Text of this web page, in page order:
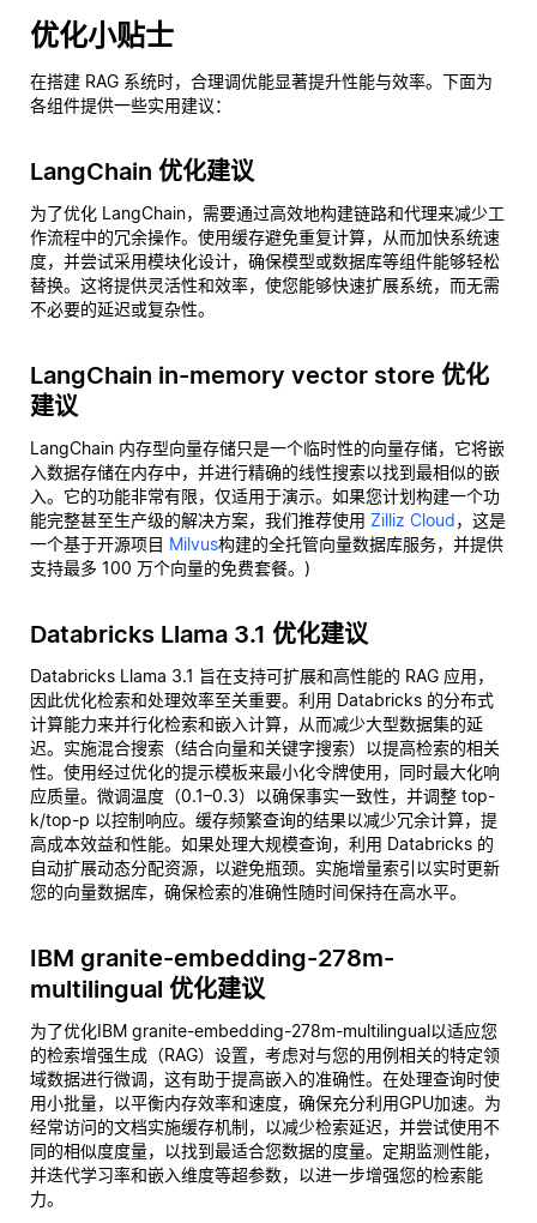
优化小贴士
在搭建 RAG 系统时，合理调优能显著提升性能与效率。下面为
各组件提供一些实用建议：
LangChain 优化建议
为了优化 LangChain，需要通过高效地构建链路和代理来减少工
作流程中的冗余操作。使用缓存避免重复计算，从而加快系统速
度，并尝试采用模块化设计，确保模型或数据库等组件能够轻松
替换。这将提供灵活性和效率，使您能够快速扩展系统，而无需
不必要的延迟或复杂性。
LangChain in-memory vector store 优化
建议
LangChain 内存型向量存储只是一个临时性的向量存储，它将嵌
入数据存储在内存中，并进行精确的线性搜索以找到最相似的嵌
入。它的功能非常有限，仅适用于演示。如果您计划构建一个功
能完整甚至生产级的解决方案，我们推荐使用 Zilliz Cloud，这是
一个基于开源项目 Milvus构建的全托管向量数据库服务，并提供
支持最多 100 万个向量的免费套餐。)
Databricks Llama 3.1 优化建议
Databricks Llama 3.1 旨在支持可扩展和高性能的 RAG 应用，
因此优化检索和处理效率至关重要。利用 Databricks 的分布式
计算能力来并行化检索和嵌入计算，从而减少大型数据集的延
迟。实施混合搜索（结合向量和关键字搜索）以提高检索的相关
性。使用经过优化的提示模板来最小化令牌使用，同时最大化响
应质量。微调温度（0.1–0.3）以确保事实一致性，并调整 top-
k/top-p 以控制响应。缓存频繁查询的结果以减少冗余计算，提
高成本效益和性能。如果处理大规模查询，利用 Databricks 的
自动扩展动态分配资源，以避免瓶颈。实施增量索引以实时更新
您的向量数据库，确保检索的准确性随时间保持在高水平。
IBM granite-embedding-278m-
multilingual 优化建议
为了优化IBM granite-embedding-278m-multilingual以适应您
的检索增强生成（RAG）设置，考虑对与您的用例相关的特定领
域数据进行微调，这有助于提高嵌入的准确性。在处理查询时使
用小批量，以平衡内存效率和速度，确保充分利用GPU加速。为
经常访问的文档实施缓存机制，以减少检索延迟，并尝试使用不
同的相似度度量，以找到最适合您数据的度量。定期监测性能，
并迭代学习率和嵌入维度等超参数，以进一步增强您的检索能
力。